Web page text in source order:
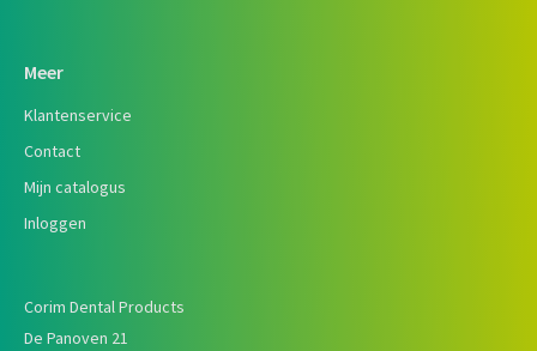
Meer
Klantenservice
Contact
Mijn catalogus
Inloggen
Corim Dental Products
De Panoven 21